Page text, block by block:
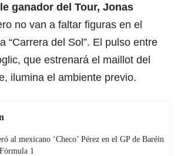
ganador del Tour, Jonas
no van a faltar figuras en el
“Carrera del Sol”. El pulso entre
que estrenará el maillot del
ilumina el ambiente previo.
al mexicano ‘Checo’ Pérez en el GP de Baréin
1